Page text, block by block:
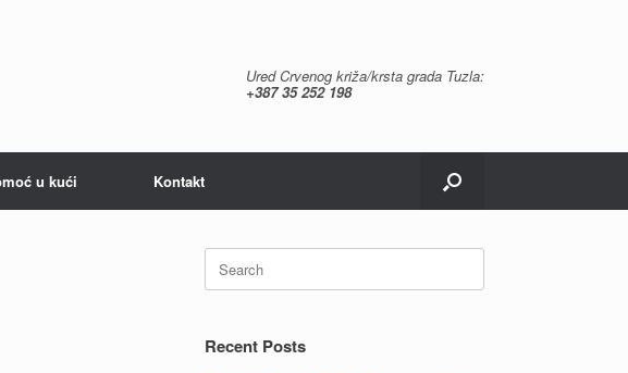
Ured Crvenog križa/krsta grada Tuzla:
+387 35 252 198
u kući Kontakt
Search
for:
Recent Posts